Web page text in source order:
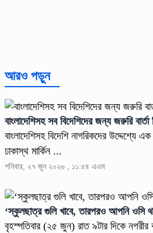
আরও পড়ুন
বাংলাদেশিসহ সব বিদেশিদের জন্য জরুরি বার্তা
বাংলাদেশিসহ বিদেশি নাগরিকদের উদ্দেশ্যে
ঢাকাস্থ মার্কিন ...
শনিবার, ২৭ জুন ২০২৬ , ১১:৫৪ এএম
‘স্কুলছাত্র গুলি খাবে, তারপরও আপনি ওসি
বৃহস্পতিবার (২৫ জুন) রাত ৯টার দিকে নগরীর